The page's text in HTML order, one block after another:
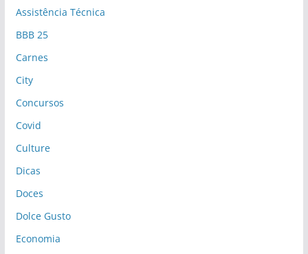
Assistência Técnica
BBB 25
Carnes
City
Concursos
Covid
Culture
Dicas
Doces
Dolce Gusto
Economia